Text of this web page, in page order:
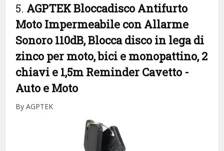
5. AGPTEK Bloccadisco Antifurto
Moto Impermeabile con Allarme
Sonoro 110dB, Blocca disco in lega di
zinco per moto, bici e monopattino, 2
chiavi e 1,5m Reminder Cavetto -
Auto e Moto
By AGPTEK